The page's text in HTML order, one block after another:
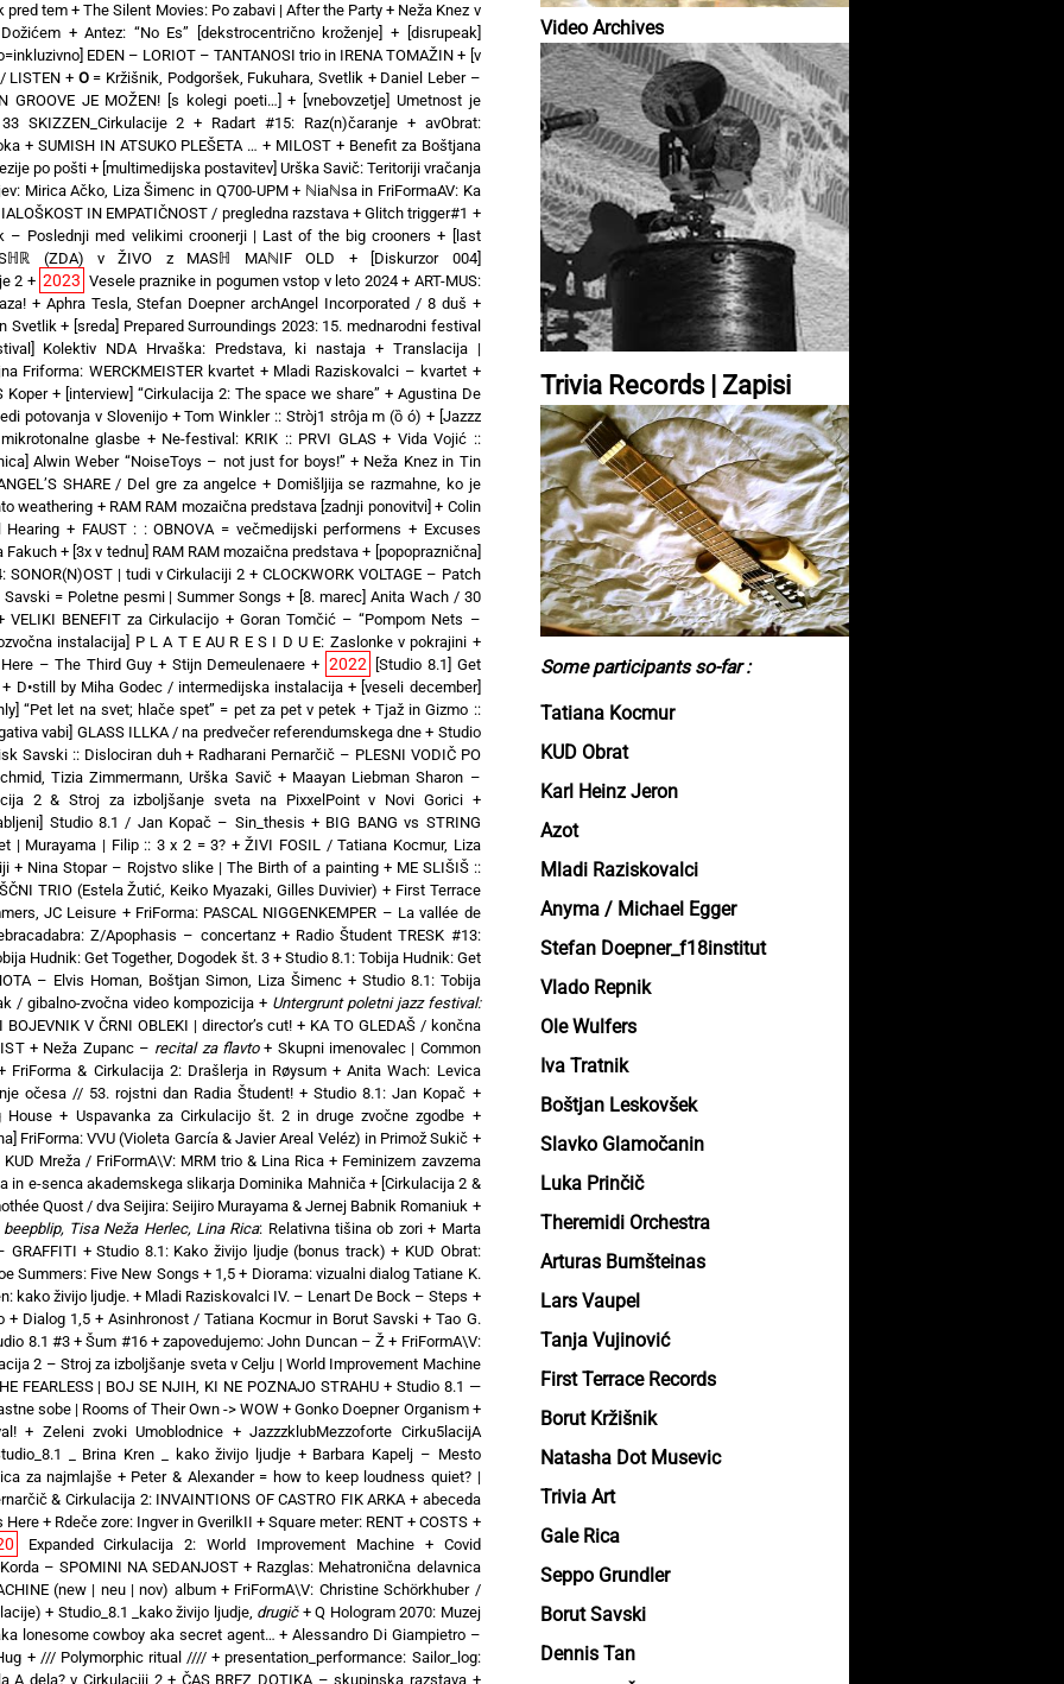
Video Archives
Trivia Records | Zapisi
Some participants so-far :
Tatiana Kocmur
KUD Obrat
Karl Heinz Jeron
Azot
Mladi Raziskovalci
Anyma / Michael Egger
Stefan Doepner_f18institut
Vlado Repnik
Ole Wulfers
Iva Tratnik
Boštjan Leskovšek
Slavko Glamočanin
Luka Prinčič
Theremidi Orchestra
Arturas Bumšteinas
Lars Vaupel
Tanja Vujinović
First Terrace Records
Borut Kržišnik
Natasha Dot Musevic
Trivia Art
Gale Rica
Seppo Grundler
Borut Savski
Dennis Tan
pred tem +The Silent Movies: Po zabavi | After the Party + Neža Knez v
+Antez: “No Es” [dekstrocentrično kroženje] +
[disrupeak]
EDEN – LORIOT – TANTANOSI trio in IRENA TOMAŽIN + [v
LISTEN + O = Kržišnik, Podgoršek, Fukuhara, Svetlik+ Daniel Leber –
GROOVE JE MOŽEN! [s kolegi poeti…] + [vnebovzetje] Umetnost je
SKIZZEN_Cirkulacije 2 + Radart #15: Raz(n)čaranje+ avObrat:
+ SUMISH IN ATSUKO PLEŠETA … + MILOST + Benefit za Boštjana
po pošti+ [multimedijska postavitev] Urška Savič: Teritoriji vračanja
Mirica Ačko, Liza Šimenc in Q700-UPM+ ℕiaℕsa in FriFormaAV: Ka
IN EMPATIČNOST / pregledna razstava+Glitch trigger#1 +
– Poslednji med velikimi croonerji | Last of the big crooners +
[last
(ZDA) v ŽIVO z MASℍ MAℕIF OLD +
[Diskurzor 004]
2 + 2023 Vesele praznike in pogumen vstop v leto 2024+ ART-MUS:
+ Aphra Tesla, Stefan Doepner archAngel Incorporated / 8 duš +
Svetlik+ [sreda] Prepared Surroundings 2023: 15. mednarodni festival
Kolektiv NDA Hrvaška: Predstava, ki nastaja + Translacija |
Friforma: WERCKMEISTER kvartet + Mladi Raziskovalci – kvartet +
Koper+ [interview] “Cirkulacija 2: The space we share” + Agustina De
potovanja v Slovenijo+Tom Winkler :: Stròj1 strôja m (ȍ ó) + [Jazzz
glasbe + Ne-festival: KRIK :: PRVI GLAS+ Vida Vojić ::
Alwin Weber “NoiseToys – not just for boys!”+ Neža Knez in Tin
SHARE / Del gre za angelce + Domišljija se razmahne, ko je
weathering + RAM RAM mozaična predstava [zadnji ponovitvi] + Colin
+ FAUST : : OBNOVA = večmedijski performens + Excuses
Fakuch+ [3x v tednu] RAM RAM mozaična predstava + [popopraznična]
SONOR(N)OST | tudi v Cirkulaciji 2 + CLOCKWORK VOLTAGE – Patch
= Poletne pesmi | Summer Songs + [8. marec] Anita Wach / 30
VELIKI BENEFIT za Cirkulacijo + Goran Tomčić – “Pompom Nets –
instalacija] P L A T E AU R E S I D U E: Zaslonke v pokrajini +
– The Third Guy + Stijn Demeulenaere + 2022
[Studio 8.1] Get
D•still by Miha Godec / intermedijska instalacija + [veseli december]
“Pet let na svet; hlače spet” = pet za pet v petek + Tjaž in Gizmo ::
vabi] GLASS ILLKA / na predvečer referendumskega dne + Studio
Savski :: Dislociran duh+ Radharani Pernarčič – PLESNI VODIČ PO
Tizia Zimmermann, Urška Savič+ Maayan Liebman Sharon –
2 & Stroj za izboljšanje sveta na PixxelPoint v Novi Gorici+
Studio 8.1 / Jan Kopač – Sin_thesis + BIG BANG vs STRING
| Murayama | Filip :: 3 x 2 = 3? +ŽIVI FOSIL / Tatiana Kocmur, Liza
+ Nina Stopar – Rojstvo slike | The Birth of a painting+ ME SLIŠIŠ ::
TRIO (Estela Žutić, Keiko Myazaki, Gilles Duvivier) + First Terrace
JC Leisure + FriForma: PASCAL NIGGENKEMPER – La vallée de
Z/Apophasis – concertanz+ Radio Študent TRESK #13:
Hudnik: Get Together, Dogodek št. 3+ Studio 8.1: Tobija Hudnik: Get
– Elvis Homan, Boštjan Simon, Liza Šimenc+ Studio 8.1: Tobija
/ gibalno-zvočna video kompozicija+ Untergrunt poletni jazz festival:
V ČRNI OBLEKI | director’s cut! + KA TO GLEDAŠ / končna
+ Neža Zupanc – recital za flavto+ Skupni imenovalec | Common
FriForma & Cirkulacija 2: Drašlerja in Røysum +Anita Wach: Levica
očesa // 53. rojstni dan Radia Študent! +Studio 8.1: Jan Kopač +
House + Uspavanka za Cirkulacijo št. 2 in druge zvočne zgodbe +
FriForma: VVU (Violeta García & Javier Areal Veléz) in Primož Sukič +
KUD Mreža / FriFormA\V: MRM trio & Lina Rica + Feminizem zavzema
in e-senca akademskega slikarja Dominika Mahniča+ [Cirkulacija 2 &
Quost / dva Seijira: Seijiro Murayama & Jernej Babnik Romaniuk +
beepblip, Tisa Neža Herlec, Lina Rica: Relativna tišina ob zori+ Marta
GRAFFITI +Studio 8.1: Kako živijo ljudje (bonus track) + KUD Obrat:
Summers: Five New Songs + 1,5 + Diorama: vizualni dialog Tatiane K.
kako živijo ljudje. + Mladi Raziskovalci IV. – Lenart De Bock – Steps +
+ Dialog 1,5 + Asinhronost / Tatiana Kocmur in Borut Savski +Tao G.
8.1 #3 + Šum #16+ zapovedujemo: John Duncan – Ž + FriFormA\V:
2 – Stroj za izboljšanje sveta v Celju | World Improvement Machine
FEARLESS | BOJ SE NJIH, KI NE POZNAJO STRAHU+ Studio 8.1 —
sobe | Rooms of Their Own -> WOW +Gonko Doepner Organism+
+ Zeleni zvoki Umoblodnice +JazzzklubMezzoforte Cirku5lacijA
_ Brina Kren _ kako živijo ljudje+ Barbara Kapelj – Mesto
za najmlajše + Peter & Alexander = how to keep loudness quiet? |
& Cirkulacija 2: INVAINTIONS OF CASTRO FIK ARKA+ abeceda
Here+ Rdeče zore: Ingver in GverilkII +Square meter: RENT + COSTS +
Expanded Cirkulacija 2: World Improvement Machine+ Covid
– SPOMINI NA SEDANJOST + Razglas: Mehatronična delavnica
(new | neu | nov) album+ FriFormA\V: Christine Schörkhuber /
+ Studio_8.1 _kako živijo ljudje, drugič+Q Hologram 2070: Muzej
lonesome cowboy aka secret agent… +Alessandro Di Giampietro –
+ /// Polymorphic ritual //// +presentation_performance: Sailor_log:
A dela? v Cirkulaciji 2+ ČAS BREZ DOTIKA – skupinska razstava+